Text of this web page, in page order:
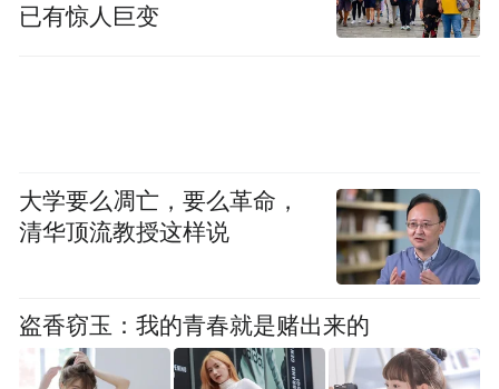
已有惊人巨变
大学要么凋亡，要么革命，
清华顶流教授这样说
盗香窃玉：我的青春就是赌出来的